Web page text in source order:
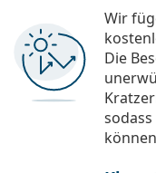
Wir
Die